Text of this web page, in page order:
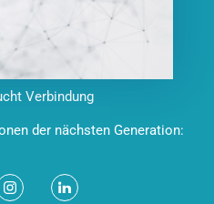
Verbindung
der nächsten Generation: